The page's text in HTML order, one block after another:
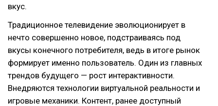
вкус.
Традиционное телевидение эволюционирует в
нечто совершенно новое, подстраиваясь под
вкусы конечного потребителя, ведь в итоге рынок
формирует именно пользователь. Один из главных
трендов будущего — рост интерактивности.
Внедряются технологии виртуальной реальности и
игровые механики. Контент, ранее доступный